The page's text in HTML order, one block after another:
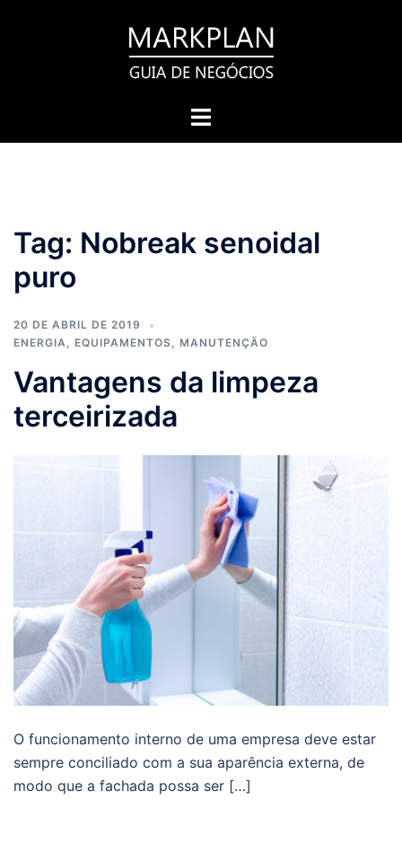
Toggle
Tag: Nobreak senoidal
puro
20 DE ABRIL DE 2019
ENERGIA, EQUIPAMENTOS, MANUTENÇÃO
Vantagens da limpeza
terceirizada
O funcionamento interno de uma empresa deve estar
sempre conciliado com a sua aparência externa, de
modo que a fachada possa ser […]